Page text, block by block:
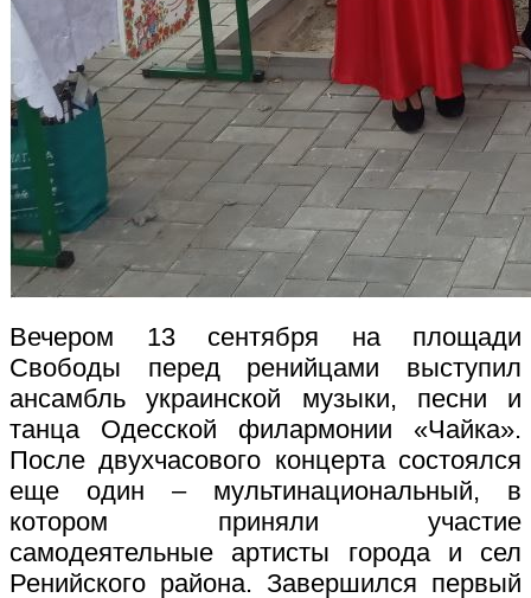
Вечером 13 сентября на площади
Свободы перед ренийцами выступил
ансамбль украинской музыки, песни и
танца Одесской филармонии «Чайка».
После двухчасового концерта состоялся
еще один – мультинациональный, в
котором приняли участие
самодеятельные артисты города и сел
Ренийского района. Завершился первый